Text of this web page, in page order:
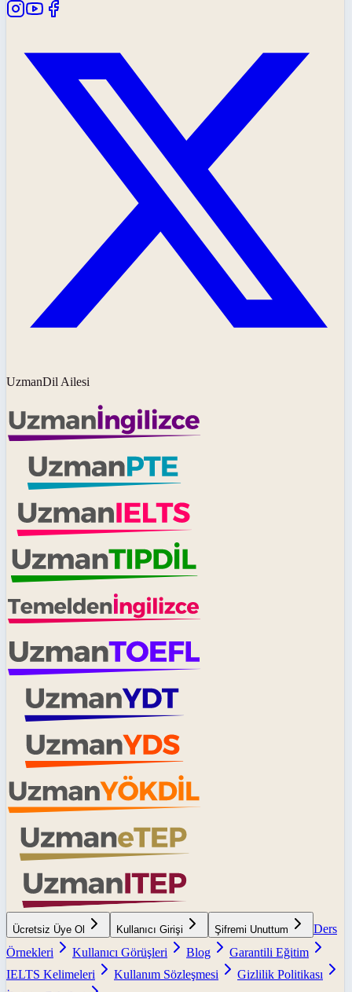
UzmanDil Ailesi
Ücretsiz Üye Ol Kullanıcı Girişi Şifremi Unuttum
Ders
Örnekleri
Kullanıcı Görüşleri Blog
Garantili Eğitim
IELTS Kelimeleri
Kullanım Sözleşmesi
Gizlilik Politikası